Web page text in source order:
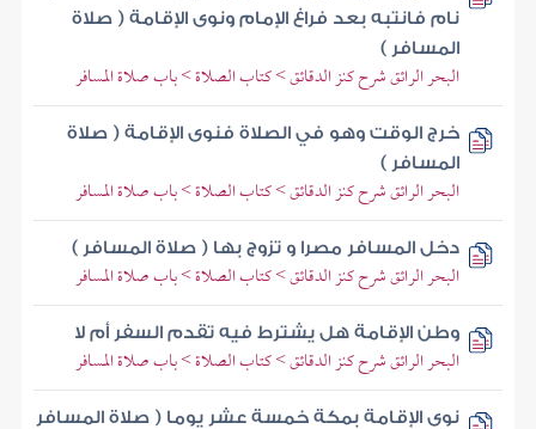
نام فانتبه بعد فراغ الإمام ونوى الإقامة ( صلاة
المسافر )
البحر الرائق شرح كنز الدقائق > كتاب الصلاة > باب صلاة المسافر
خرج الوقت وهو في الصلاة فنوى الإقامة ( صلاة
المسافر )
البحر الرائق شرح كنز الدقائق > كتاب الصلاة > باب صلاة المسافر
دخل المسافر مصرا و تزوج بها ( صلاة المسافر )
البحر الرائق شرح كنز الدقائق > كتاب الصلاة > باب صلاة المسافر
وطن الإقامة هل يشترط فيه تقدم السفر أم لا
البحر الرائق شرح كنز الدقائق > كتاب الصلاة > باب صلاة المسافر
نوى الإقامة بمكة خمسة عشر يوما ( صلاة المسافر